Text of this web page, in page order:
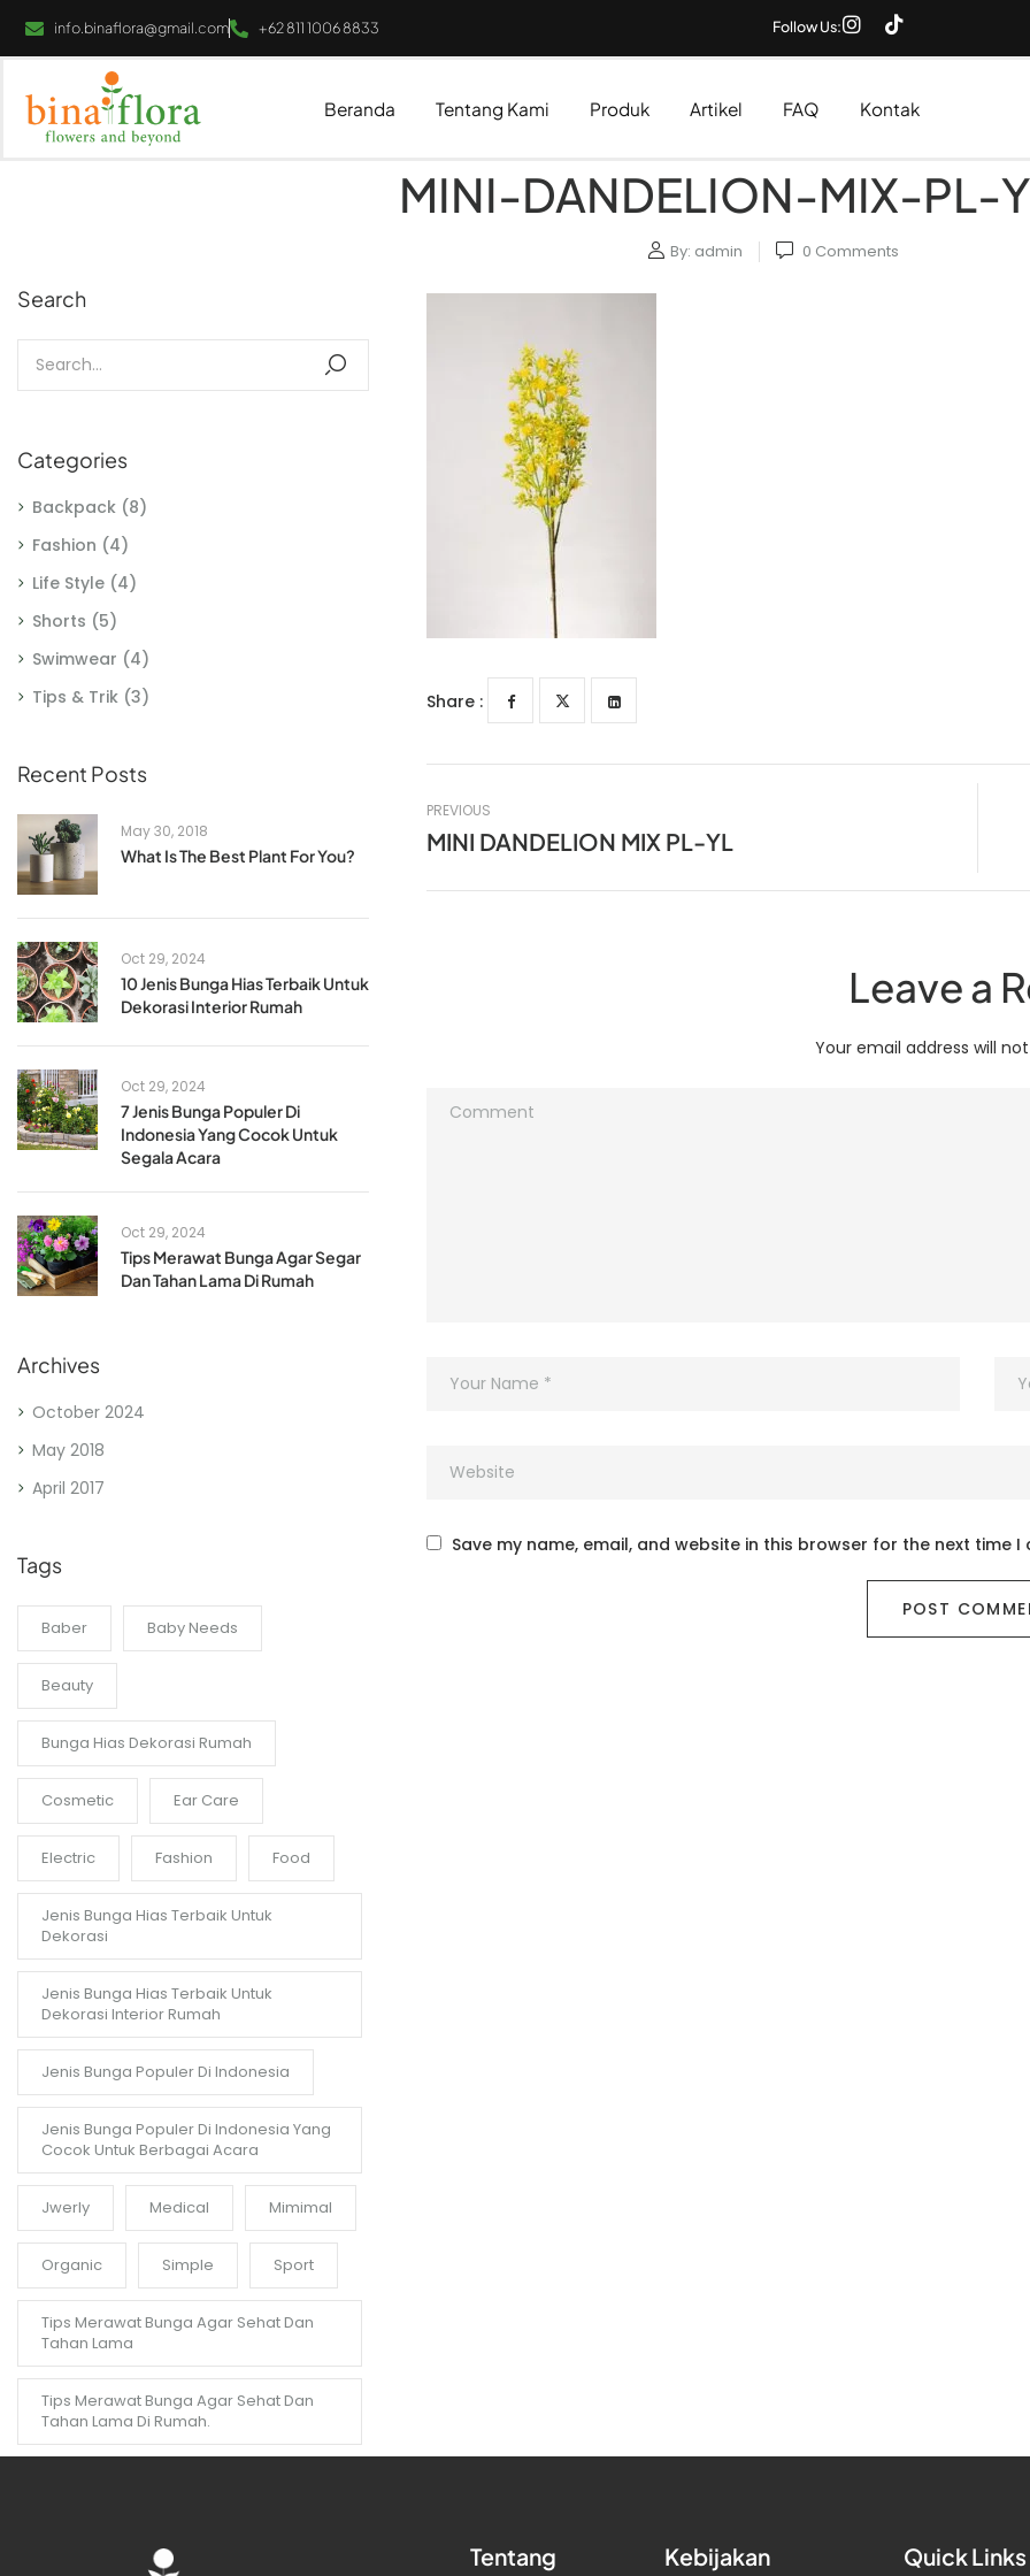
info.binaflora@gmail.com +62 811 1006 8833 Follow Us:
Beranda Tentang Kami Produk Artikel FAQ Kontak
MINI-DANDELION-MIX-PL-
By: admin 0 Comments
Search
Categories
Backpack (8)
Fashion (4)
Life Style (4)
Shorts (5)
Swimwear (4)
Tips & Trik (3)
Recent Posts
May 30, 2018
What Is The Best Plant For You?
Oct 29, 2024
10 Jenis Bunga Hias Terbaik Untuk
Dekorasi Interior Rumah
Oct 29, 2024
7 Jenis Bunga Populer Di
Indonesia Yang Cocok Untuk
Segala Acara
Oct 29, 2024
Tips Merawat Bunga Agar Segar
Dan Tahan Lama Di Rumah
Archives
October 2024
May 2018
April 2017
Tags
Baber Baby Needs
Beauty
Bunga Hias Dekorasi Rumah
Cosmetic Ear Care
Electric Fashion Food
Jenis Bunga Hias Terbaik Untuk
Dekorasi
Jenis Bunga Hias Terbaik Untuk
Dekorasi Interior Rumah
Jenis Bunga Populer Di Indonesia
Jenis Bunga Populer Di Indonesia Yang
Cocok Untuk Berbagai Acara
Jwerly Medical Mimimal
Organic Simple Sport
Tips Merawat Bunga Agar Sehat Dan
Tahan Lama
Tips Merawat Bunga Agar Sehat Dan
Tahan Lama Di Rumah.
Share :
PREVIOUS
MINI DANDELION MIX PL-YL
Leave a
Your email address will
Save my name, email, and website in this browser for the next time I
Tentang Kebijakan Quick Links